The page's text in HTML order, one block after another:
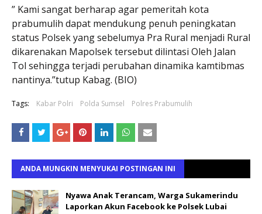
” Kami sangat berharap agar pemeritah kota
prabumulih dapat mendukung penuh peningkatan
status Polsek yang sebelumya Pra Rural menjadi Rural
dikarenakan Mapolsek tersebut dilintasi Oleh Jalan
Tol sehingga terjadi perubahan dinamika kamtibmas
nantinya.”tutup Kabag. (BIO)
Tags: Kabar Polri Polda Sumsel Polres Prabumulih
ANDA MUNGKIN MENYUKAI POSTINGAN INI
Nyawa Anak Terancam, Warga Sukamerindu
Laporkan Akun Facebook ke Polsek Lubai